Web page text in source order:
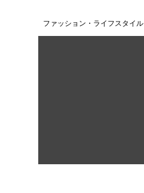
ファッション・ライフスタイル